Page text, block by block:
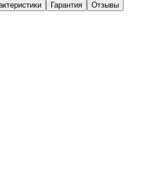
Гарантия Отзывы